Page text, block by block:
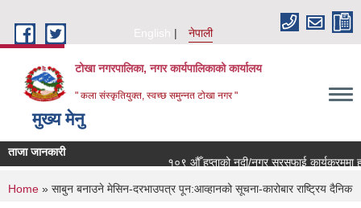
English
नेपाली
टोखा नगरपालिका, नगर कार्यपालिकाको कार्यालय
" कला संस्कृतियुक्त, स्वच्छ समुन्‍नत टोखा नगर "
मुख्य मेनु
ताजा जानकारी
१०९ औँ हप्ताको नदी/नगर सरसफाई कार्यक्रममा
You are here
Home » साबुन बनाउने मेसिन-दरभाउपत्र पून:आव्हानको सूचना-कारोबार राष्ट्रिय दैनिक